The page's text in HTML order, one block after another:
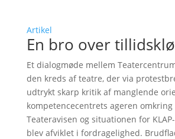
Artikel
En bro over
Et dialogmøde mellem
den kreds af teatre, der via
udtrykt skarp kritik af manglende
kompetencecentrets ageren
Teateravisen og situationen for
blev afviklet i fordragelighed.